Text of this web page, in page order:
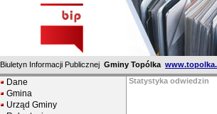
Biuletyn Informacji Publicznej Gminy Topólka
Dane
Gmina
Urząd Gminy
Statystyka odwiedzin